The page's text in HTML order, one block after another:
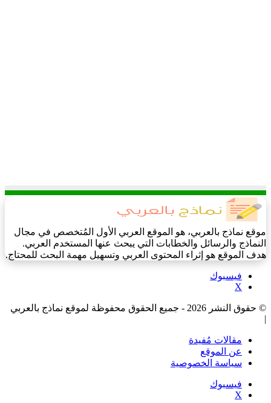
موقع نماذج بالعربي، هو الموقع العربي الأول المُتخصص في مجال
النماذج والرسائل والخطابات التي يبحث عنها المستخدم العربي.
هدف الموقع هو إثراء المحتوى العربي وتسهيل مهمة البحث للمحتاج.
فيسبوك
‫X
© حقوق النشر 2026 - جميع الحقوق محفوظة لموقع نماذج بالعربي
|
مقالات مُفيدة
عن الموقع
سياسة الخصوصية
فيسبوك
‫X